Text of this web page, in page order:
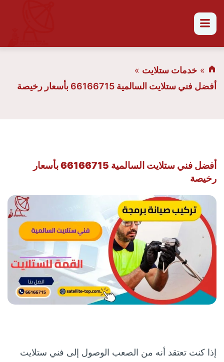
خدمات ستلايت
أفضل فني ستلايت السالمية 66166715 بأسعار رخيصة
أفضل فني ستلايت السالمية 66166715 بأسعار
رخيصة
إذا كنت تعتقد أنه من الصعب الوصول إلى فني ستلايت